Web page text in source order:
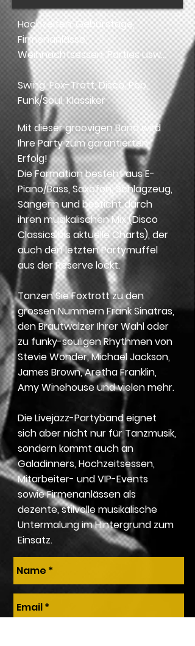
Hochzeiten, Geburstage,
Firmenanlässe,
Weihnachtsessen, Parties usw...
Swing, Fox-Trott, Disco, Pop,
Funk/Soul, Klassiker
Mit dieser groovigen Band wird
Ihre Party zum garantierten
Erfolg!
Die Formation besteht aus E-
Piano/Bass, Saxofon, Schlagzeug,
Sängerin und besticht durch
ihren musikalischen Mix (Disco
Classics bis aktuelle Charts), der
auch den letzten Partymuffel
aus der Reserve lockt.
Tanzen Sie Foxtrott zu den
grossen Nummern Frank Sinatras,
den Brautwalzer Ihrer Wahl oder
zu funky-souligen Rhythmen von
Stevie Wonder, Michael Jackson,
James Brown, Aretha Franklin,
Amy Winehouse und vielen mehr.
Die Livejazz-Partyband eignet
sich aber nicht nur für Tanzmusik,
sondern kommt auch an
Galadinners, Hochzeitsessen,
Mitarbeiter- und VIP-Events
sowie Firmenanlässen als
dezente, stilvolle musikalische
Untermalung im Hintergrund zum
Einsatz.